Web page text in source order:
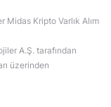
Kripto Varlık Alım
A.Ş. tarafından
üzerinden